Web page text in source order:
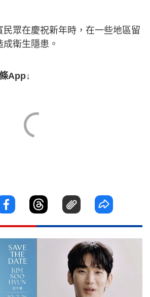
民眾在慶祝新年時，在一些地區留
成衛生隱患。
App↓